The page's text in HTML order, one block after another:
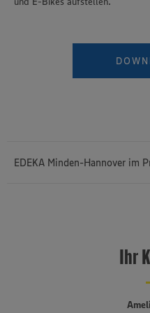
Informationen zur Nutzung
EDEKA Minden-Hannover im
selbstständigen Einzelhandels
EDEKA Minden-Hannoverdie
niederländischen bis an die
Ihr